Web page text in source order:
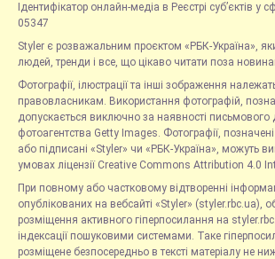
Ідентифікатор онлайн-медіа в Реєстрі суб’єктів у
05347
Styler є розважальним проєктом «РБК-Україна»,
людей, тренди і все, що цікаво читати поза
Фотографії, ілюстрації та інші зображення
правовласникам. Використання фотографій,
допускається виключно за наявності письмового
фотоагентства Getty Images. Фотографії,
або підписані «Styler» чи «РБК-Україна», можуть
умовах ліцензії Creative Commons Attribution 4.0
При повному або частковому відтворенні
опублікованих на вебсайті «Styler» (styler.rbc.ua),
розміщення активного гіперпосилання на
індексації пошуковими системами. Таке
розміщене безпосередньо в тексті матеріалу не